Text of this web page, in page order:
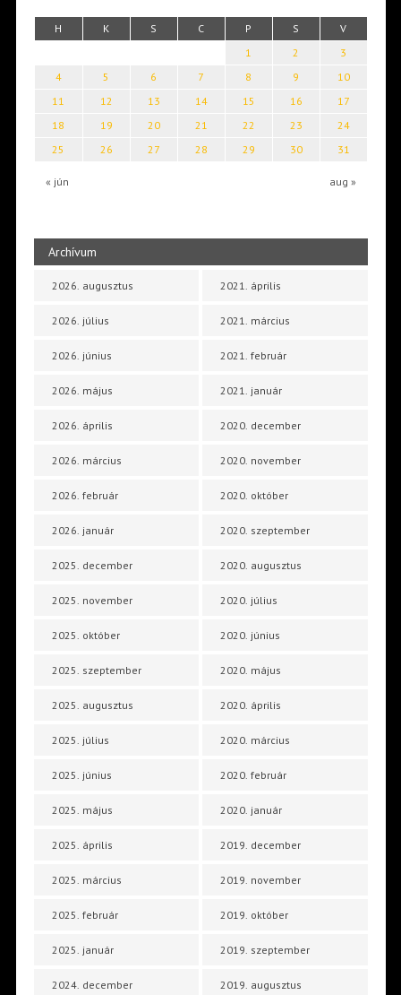
H K S C P S V
« jún aug »
1 2
3
4
5 6 7 8 9
10
11
12 13 14 15 16
17
18
19 20 21 22 23
24
25
26 27 28 29 30 31
Archívum
2026. augusztus
2026. július
2026. június
2026. május
2026. április
2026. március
2026. február
2026. január
2025. december
2025. november
2025. október
2025. szeptember
2025. augusztus
2025. július
2025. június
2025. május
2025. április
2025. március
2025. február
2025. január
2024. december
2021. április
2021. március
2021. február
2021. január
2020. december
2020. november
2020. október
2020. szeptember
2020. augusztus
2020. július
2020. június
2020. május
2020. április
2020. március
2020. február
2020. január
2019. december
2019. november
2019. október
2019. szeptember
2019. augusztus